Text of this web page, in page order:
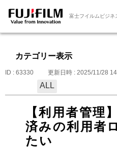
富士フイルムビジネ
カテゴリー表示
ID : 63330 更新日時 : 2025/11/28
ALL
【利用者管
済みの利用者
たい